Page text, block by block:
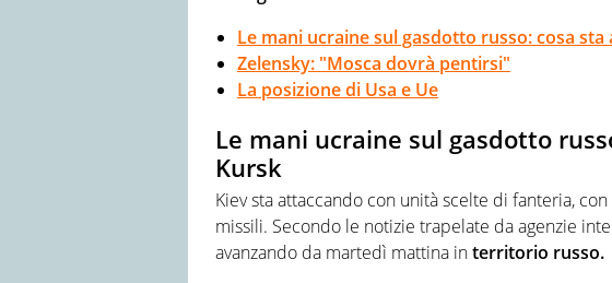
Le mani ucraine sul gasdotto russo: cosa sta
Zelensky: "Mosca dovrà pentirsi"
La posizione di Usa e Ue
Le mani ucraine sul gasdotto
Kursk
Kiev sta attaccando con unità scelte di fanteria,
missili. Secondo le notizie trapelate da agenzie
avanzando da martedì mattina interritorio russo.